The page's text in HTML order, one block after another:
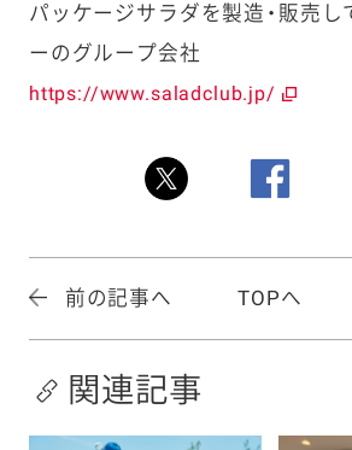
パッケージサラダを製造・販売し
ーのグループ会社
https://www.saladclub.jp/
前の記事へ TOPへ
関連記事